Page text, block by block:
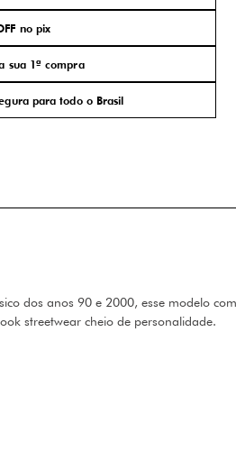
no pix
sua 1ª compra
para todo o Brasil
dos anos 90 e 2000, esse modelo
streetwear cheio de personalidade.